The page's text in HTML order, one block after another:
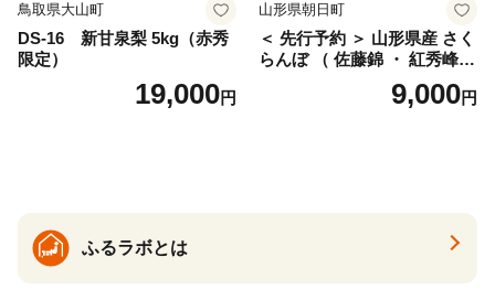
鳥取県大山町
DS-16 新甘泉梨 5kg（赤秀
限定）
19,000円
山形県朝日町
＜ 先行予約 ＞ 山形県産 さく
らんぼ （ 佐藤錦 ・ 紅秀峰
） ご家庭用 M以上 700g 【20
26年6月下旬から7月上旬発
9,000円
ふるラボとは